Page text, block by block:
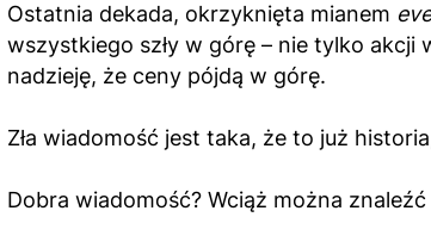
Ostatnia dekada, okrzyknięta mianem
wszystkiego szły w górę – nie tylko
nadzieję, że ceny pójdą w górę.
Zła wiadomość jest taka, że to już
Dobra wiadomość? Wciąż można